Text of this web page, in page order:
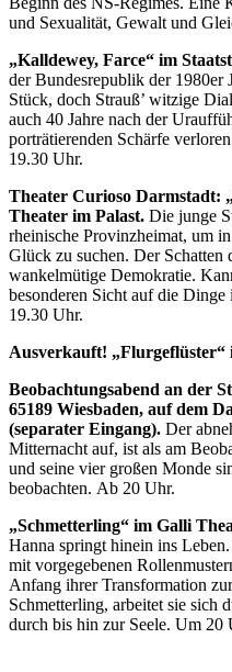
und Sexualität, Gewalt und
„Kalldewey, Farce“ im
der Bundesrepublik der 1980er
Stück, doch Strauß’ witzige
auch 40 Jahre nach der
porträtierenden Schärfe
19.30 Uhr.
Theater Curioso Darmstadt:
Theater im Palast. Die junge
rheinische Provinzheimat, um
Glück zu suchen. Der
wankelmütige Demokratie.
besonderen Sicht auf die
19.30 Uhr.
Ausverkauft! „Flurgeflüster“
Beobachtungsabend an der
65189 Wiesbaden, auf dem
(separater Eingang). Der
Mitternacht auf, ist als am
und seine vier großen Monde
beobachten. Ab 20 Uhr.
„Schmetterling“ im Galli
Hanna springt hinein ins
mit vorgegebenen
Anfang ihrer Transformation
Schmetterling, arbeitet sie sich
durch bis hin zur Seele. Um 20